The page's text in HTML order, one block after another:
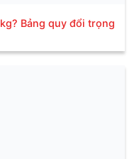
Bảng quy đổi trọng